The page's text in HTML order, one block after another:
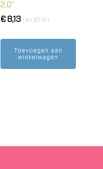
2.0"
€8,13 (ex BTW)
Toevoegen aan
winkelwagen